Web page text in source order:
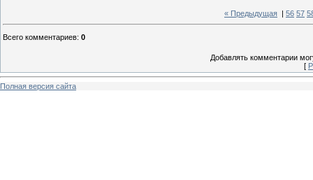
« Предыдущая 56 57
Всего комментариев: 0
Добавлять комментарии
[
Полная версия сайта